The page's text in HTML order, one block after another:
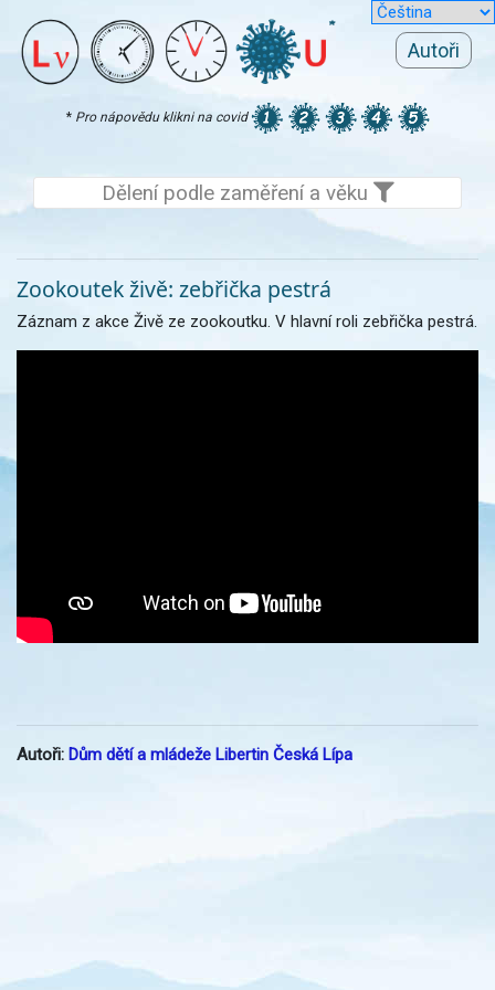
Autoři
* Pro nápovědu klikni na covid
Dělení podle zaměření a věku
Zookoutek živě: zebřička pestrá
Záznam z akce Živě ze zookoutku. V hlavní roli zebřička pestrá.
Autoři: Dům dětí a mládeže Libertin Česká Lípa